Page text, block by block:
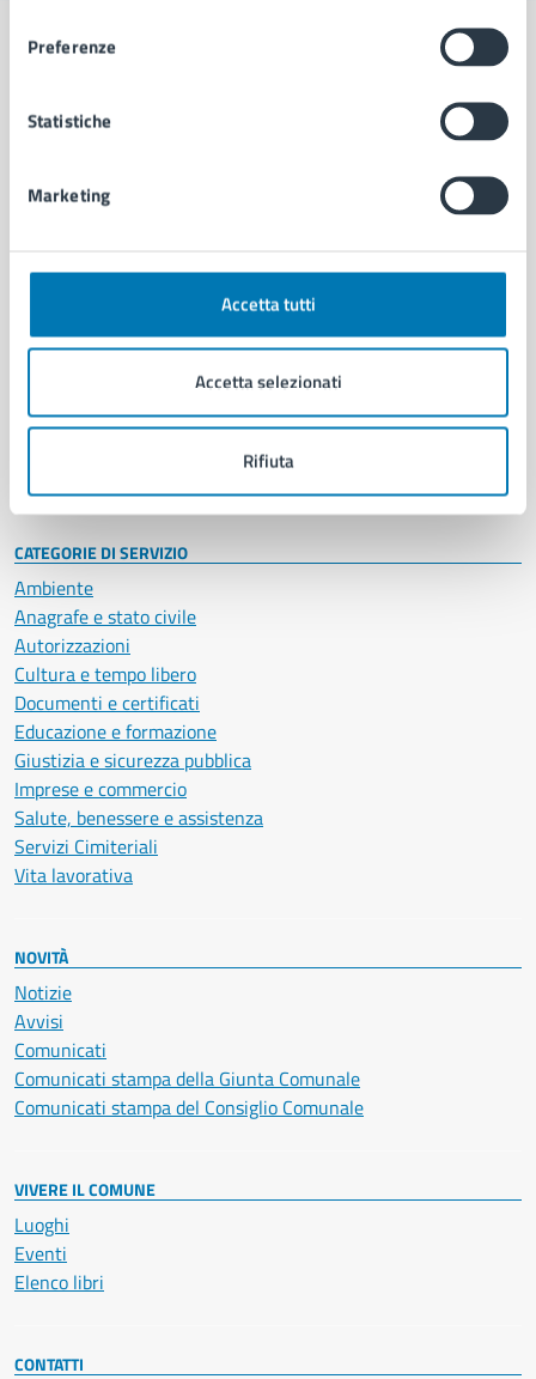
Preferenze
Statistiche
Marketing
Accetta tutti
Accetta selezionati
Rifiuta
Comune di Napoli
AMMINISTRAZIONE
Organi di governo
Enti e fondazioni
Personale amministrativo
Intranet, posta aziendale e protocollo
CATEGORIE DI SERVIZIO
Ambiente
Anagrafe e stato civile
Autorizzazioni
Cultura e tempo libero
Documenti e certificati
Educazione e formazione
Giustizia e sicurezza pubblica
Imprese e commercio
Salute, benessere e assistenza
Servizi Cimiteriali
Vita lavorativa
NOVITÀ
Notizie
Avvisi
Comunicati
Comunicati stampa della Giunta Comunale
Comunicati stampa del Consiglio Comunale
VIVERE IL COMUNE
Luoghi
Eventi
Elenco libri
CONTATTI